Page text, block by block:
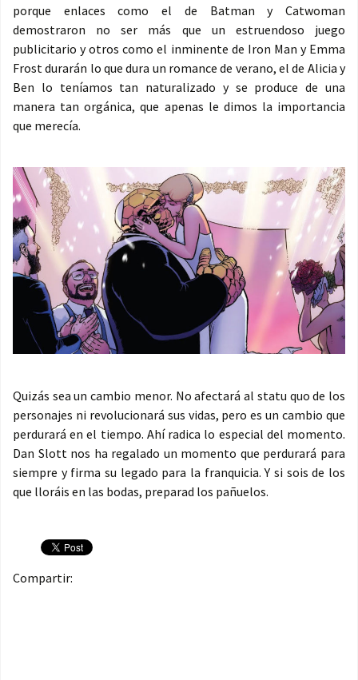
porque enlaces como el de Batman y Catwoman
demostraron no ser más que un estruendoso juego
publicitario y otros como el inminente de Iron Man y Emma
Frost durarán lo que dura un romance de verano, el de Alicia y
Ben lo teníamos tan naturalizado y se produce de una
manera tan orgánica, que apenas le dimos la importancia
que merecía.
Quizás sea un cambio menor. No afectará al statu quo de los
personajes ni revolucionará sus vidas, pero es un cambio que
perdurará en el tiempo. Ahí radica lo especial del momento.
Dan Slott nos ha regalado un momento que perdurará para
siempre y firma su legado para la franquicia. Y si sois de los
que lloráis en las bodas, preparad los pañuelos.
Compartir: